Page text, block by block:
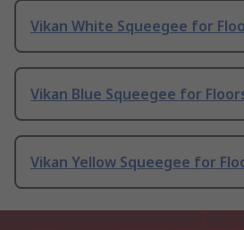
Vikan White Squeegee for
Vikan Blue Squeegee for
Vikan Yellow Squeegee for